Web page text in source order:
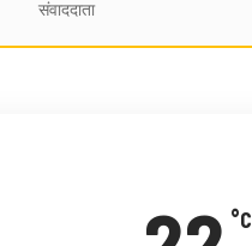
संवाददाता
°C